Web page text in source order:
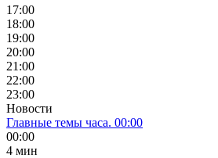
17:00
18:00
19:00
20:00
21:00
22:00
23:00
Новости
Главные темы часа. 00:00
00:00
4 мин